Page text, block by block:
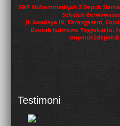
SMP Muhammadiyah 2 Depok
Sekolah
Jl. Swadaya IV, Karangasem,
Daerah Istimewa Yogyakarta.
Testimoni